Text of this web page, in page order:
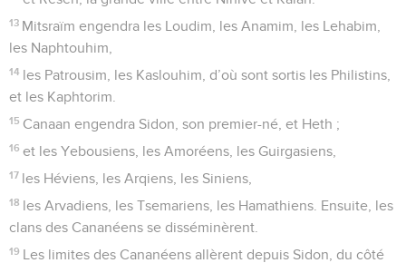
13 Mitsraïm engendra les Loudim, les Anamim, les Lehabim,
les Naphtouhim,
14 les Patrousim, les Kaslouhim, d’où sont sortis les Philistins,
et les Kaphtorim.
15 Canaan engendra Sidon, son premier-né, et Heth ;
16 et les Yebousiens, les Amoréens, les Guirgasiens,
17 les Héviens, les Arqiens, les Siniens,
18 les Arvadiens, les Tsemariens, les Hamathiens. Ensuite, les
clans des Cananéens se disséminèrent.
19 Les limites des Cananéens allèrent depuis Sidon, du côté